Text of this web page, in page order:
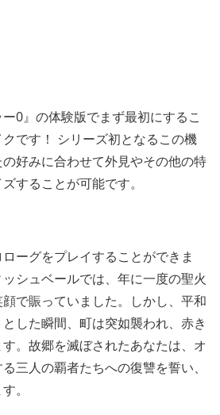
ー0』の体験版でまず最初にするこ
です！ シリーズ初となるこの機
好みに合わせて外見やその他の特
することが可能です。
ーグをプレイすることができま
シュベールでは、年に一度の聖火
で賑っていました。しかし、平和
した瞬間、町は突如襲われ、赤き
。故郷を滅ぼされたあなたは、オ
三人の覇者たちへの復讐を誓い、
。